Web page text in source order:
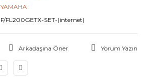
YAMAHA
F/FL200GETX-SET-(internet)
Arkadaşına Öner Yorum Yazın